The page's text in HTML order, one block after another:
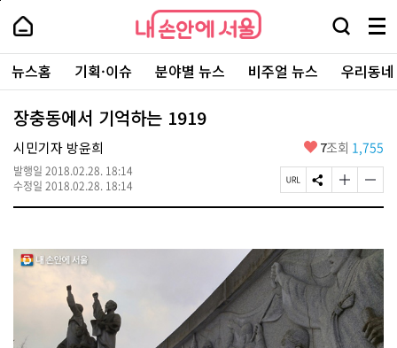
본
로
가
내
손
안
에
서
울
-
서
울
시
대
표
소
털
내
손
에
울
검
창
열
기
메
뉴
전
체
보
주
요
서
뉴스홈 기획·이슈 분야별 뉴스 비주얼 뉴스 우리동
장충동에서 기억하는 1919
시민기자 방윤희
발행일 2018.02.28. 18:14
수정일 2018.02.28. 18:14
좋
요
7조회 1,755
페
이
R
L
복
사
S
N
유
하
기
글
자
크
게
변
경
하
기
글
자
작
게
변
경
하
기
페
상
단
로